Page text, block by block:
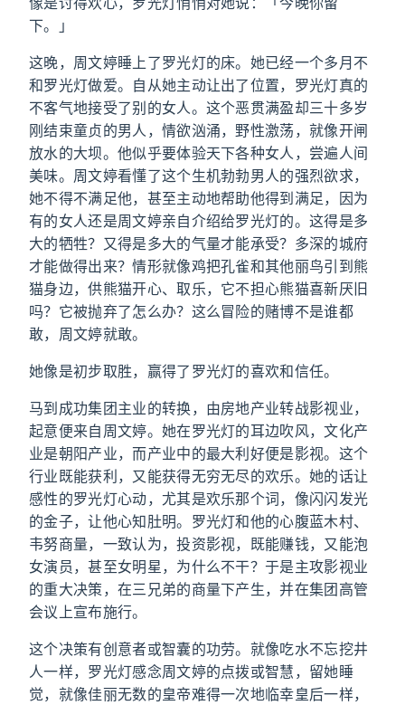
下。」
这晚，周文婷睡上了罗光灯的床。她已经一个多月不
和罗光灯做爱。自从她主动让出了位置，罗光灯真的
不客气地接受了别的女人。这个恶贯满盈却三十多岁
刚结束童贞的男人，情欲汹涌，野性激荡，就像开闸
放水的大坝。他似乎要体验天下各种女人，尝遍人间
美味。周文婷看懂了这个生机勃勃男人的强烈欲求，
她不得不满足他，甚至主动地帮助他得到满足，因为
有的女人还是周文婷亲自介绍给罗光灯的。这得是多
大的牺牲？又得是多大的气量才能承受？多深的城府
才能做得出来？情形就像鸡把孔雀和其他丽鸟引到熊
猫身边，供熊猫开心、取乐，它不担心熊猫喜新厌旧
吗？它被抛弃了怎么办？这么冒险的赌博不是谁都
敢，周文婷就敢。
她像是初步取胜，赢得了罗光灯的喜欢和信任。
马到成功集团主业的转换，由房地产业转战影视业，
起意便来自周文婷。她在罗光灯的耳边吹风，文化产
业是朝阳产业，而产业中的最大利好便是影视。这个
行业既能获利，又能获得无穷无尽的欢乐。她的话让
感性的罗光灯心动，尤其是欢乐那个词，像闪闪发光
的金子，让他心知肚明。罗光灯和他的心腹蓝木村、
韦努商量，一致认为，投资影视，既能赚钱，又能泡
女演员，甚至女明星，为什么不干？于是主攻影视业
的重大决策，在三兄弟的商量下产生，并在集团高管
会议上宣布施行。
这个决策有创意者或智囊的功劳。就像吃水不忘挖井
人一样，罗光灯感念周文婷的点拨或智慧，留她睡
觉，就像佳丽无数的皇帝难得一次地临幸皇后一样，